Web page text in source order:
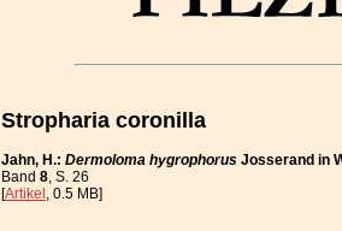
Stropharia coronilla
Jahn, H.: Dermoloma hygrophorus Josserand in
Band 8, S. 26
[Artikel, 0.5 MB]